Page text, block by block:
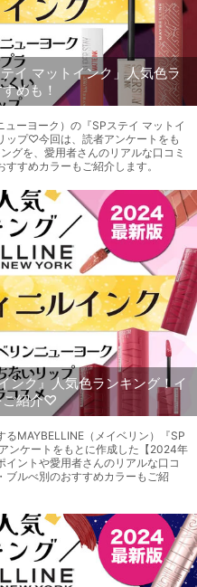
イ マットインク」人気色ラ
めも！
ューヨーク）の『SPステイ マットイ
ップ♡今回は、読者アンケートをも
グを、愛用者さんのリアルな口コミ
すめカラーもご紹介します。
ンク』人気色ランキング！イ
ご紹介♡
MAYBELLINE（メイベリン）『SP
ンケートをもとに作成した【2024年
ントや愛用者さんのリアルな口コ
ルべ別のおすすめカラーもご紹